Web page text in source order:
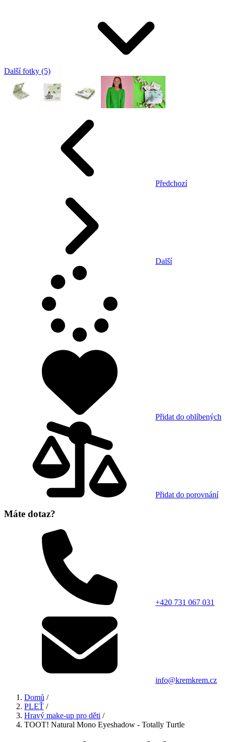
Další fotky (5)
Předchozí
Další
Přidat do oblíbených
Přidat do porovnání
Máte dotaz?
+420 731 067 031
info@kremkrem.cz
Domů /
PLEŤ /
Hravý make-up pro děti /
TOOT! Natural Mono Eyeshadow - Totally Turtle